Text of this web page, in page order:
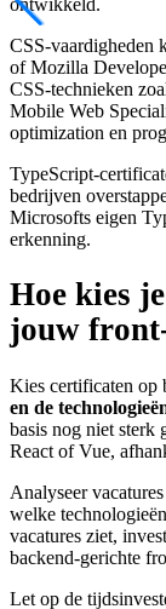
CSS-vaardigheden
of Mozilla
CSS-technieken
Mobile Web
optimization en
TypeScript-
bedrijven
Microsofts eigen
erkenning.
Hoe kies
jouw
Kies certificaten op
en de
basis nog niet sterk
React of Vue,
Analyseer
welke
vacatures ziet,
backend-gerichte
Let op de